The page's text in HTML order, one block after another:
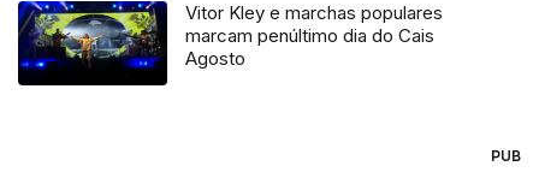
Vitor Kley e marchas populares
marcam penúltimo dia do Cais
Agosto
PUB